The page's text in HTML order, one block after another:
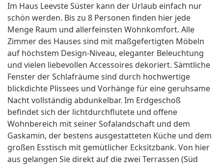
Im Haus Leevste Süster kann der Urlaub einfach nur
schön werden. Bis zu 8 Personen finden hier jede
Menge Raum und allerfeinsten Wohnkomfort. Alle
Zimmer des Hauses sind mit maßgefertigten Möbeln
auf höchstem Design-Niveau, eleganter Beleuchtung
und vielen liebevollen Accessoires dekoriert. Sämtliche
Fenster der Schlafräume sind durch hochwertige
blickdichte Plissees und Vorhänge für eine geruhsame
Nacht vollständig abdunkelbar. Im Erdgeschoß
befindet sich der lichtdurchflutete und offene
Wohnbereich mit seiner Sofalandschaft und dem
Gaskamin, der bestens ausgestatteten Küche und dem
großen Esstisch mit gemütlicher Ecksitzbank. Von hier
aus gelangen Sie direkt auf die zwei Terrassen (Süd